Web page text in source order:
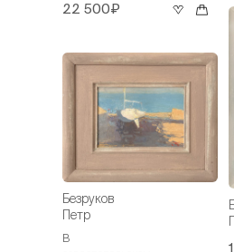
22 500₽
Безруков
Петр
В